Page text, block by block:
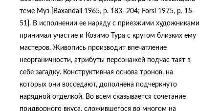
теме Муз [Baxandall 1965, p. 183–204; Forsi 1975, p. 15–
51]. В исполнении ее наряду с приезжими художниками
принимал участие и Козимо Тура с кругом близких ему
мастеров. Живопись производит впечатление
неорганичности, атрибуты персонажей подчас таят в
себе загадку. Конструктивная основа тронов, на
которых они восседают, дополнена подчеркнуто
нарядной отделкой. Во всем сказывается сочетание
придворного вкуса, сложившегося во многом на